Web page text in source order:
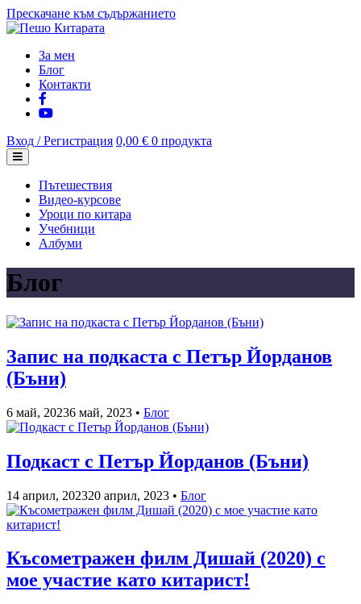
Прескачане към съдържанието
За мен
Блог
Контакти
Вход / Регистрация 0,00 € 0 продукта
Пътешествия
Видео-курсове
Уроци по китара
Учебници
Албуми
Блог
Запис на подкаста с Петър Йорданов
(Бъни)
6 май, 20236 май, 2023 • Блог
Подкаст с Петър Йорданов (Бъни)
14 април, 202320 април, 2023 • Блог
Късометражен филм Дишай (2020) с
мое участие като китарист!